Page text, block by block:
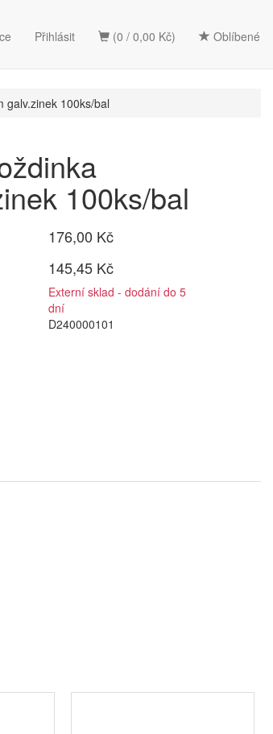
(0 / 0,00 Kč) Oblíbené
Přihlásit
galv.zinek 100ks/bal
100ks/bal
176,00 Kč
145,45 Kč
Externí sklad - dodání do 5
dní
D240000101